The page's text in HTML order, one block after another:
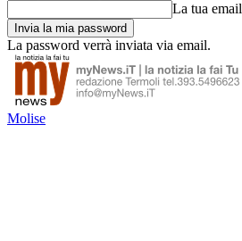
La tua email
La password verrà inviata via email.
Molise